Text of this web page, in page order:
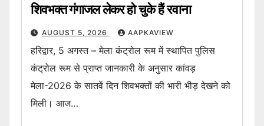
शिवभक्त गंगाजल लेकर हो चुके हैं रवाना
AUGUST 5, 2026 AAPKAVIEW
हरिद्वार, 5 अगस्त – मेला कंट्रोल रूम में स्थापित पुलिस
कंट्रोल रूम से प्राप्त जानकारी के अनुसार कांवड़
मेला-2026 के सातवें दिन शिवभक्तों की भारी भीड़ देखने को
मिली। आज…